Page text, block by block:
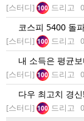
[스터디] 100 드리고
코스피 5400 돌
[스터디] 100 드리고
내 소득은 평균
[스터디] 100 드리고
다우 최고치 경
[스터디] 100 드리고